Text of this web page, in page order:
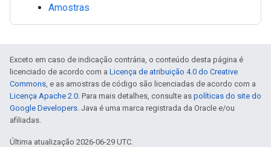
Amostras
Exceto em caso de indicação contrária, o conteúdo desta página é
licenciado de acordo com a Licença de atribuição 4.0 do Creative
Commons, e as amostras de código são licenciadas de acordo com a
Licença Apache 2.0. Para mais detalhes, consulte as políticas do site do
Google Developers. Java é uma marca registrada da Oracle e/ou
afiliadas.
Última atualização 2026-06-29 UTC.